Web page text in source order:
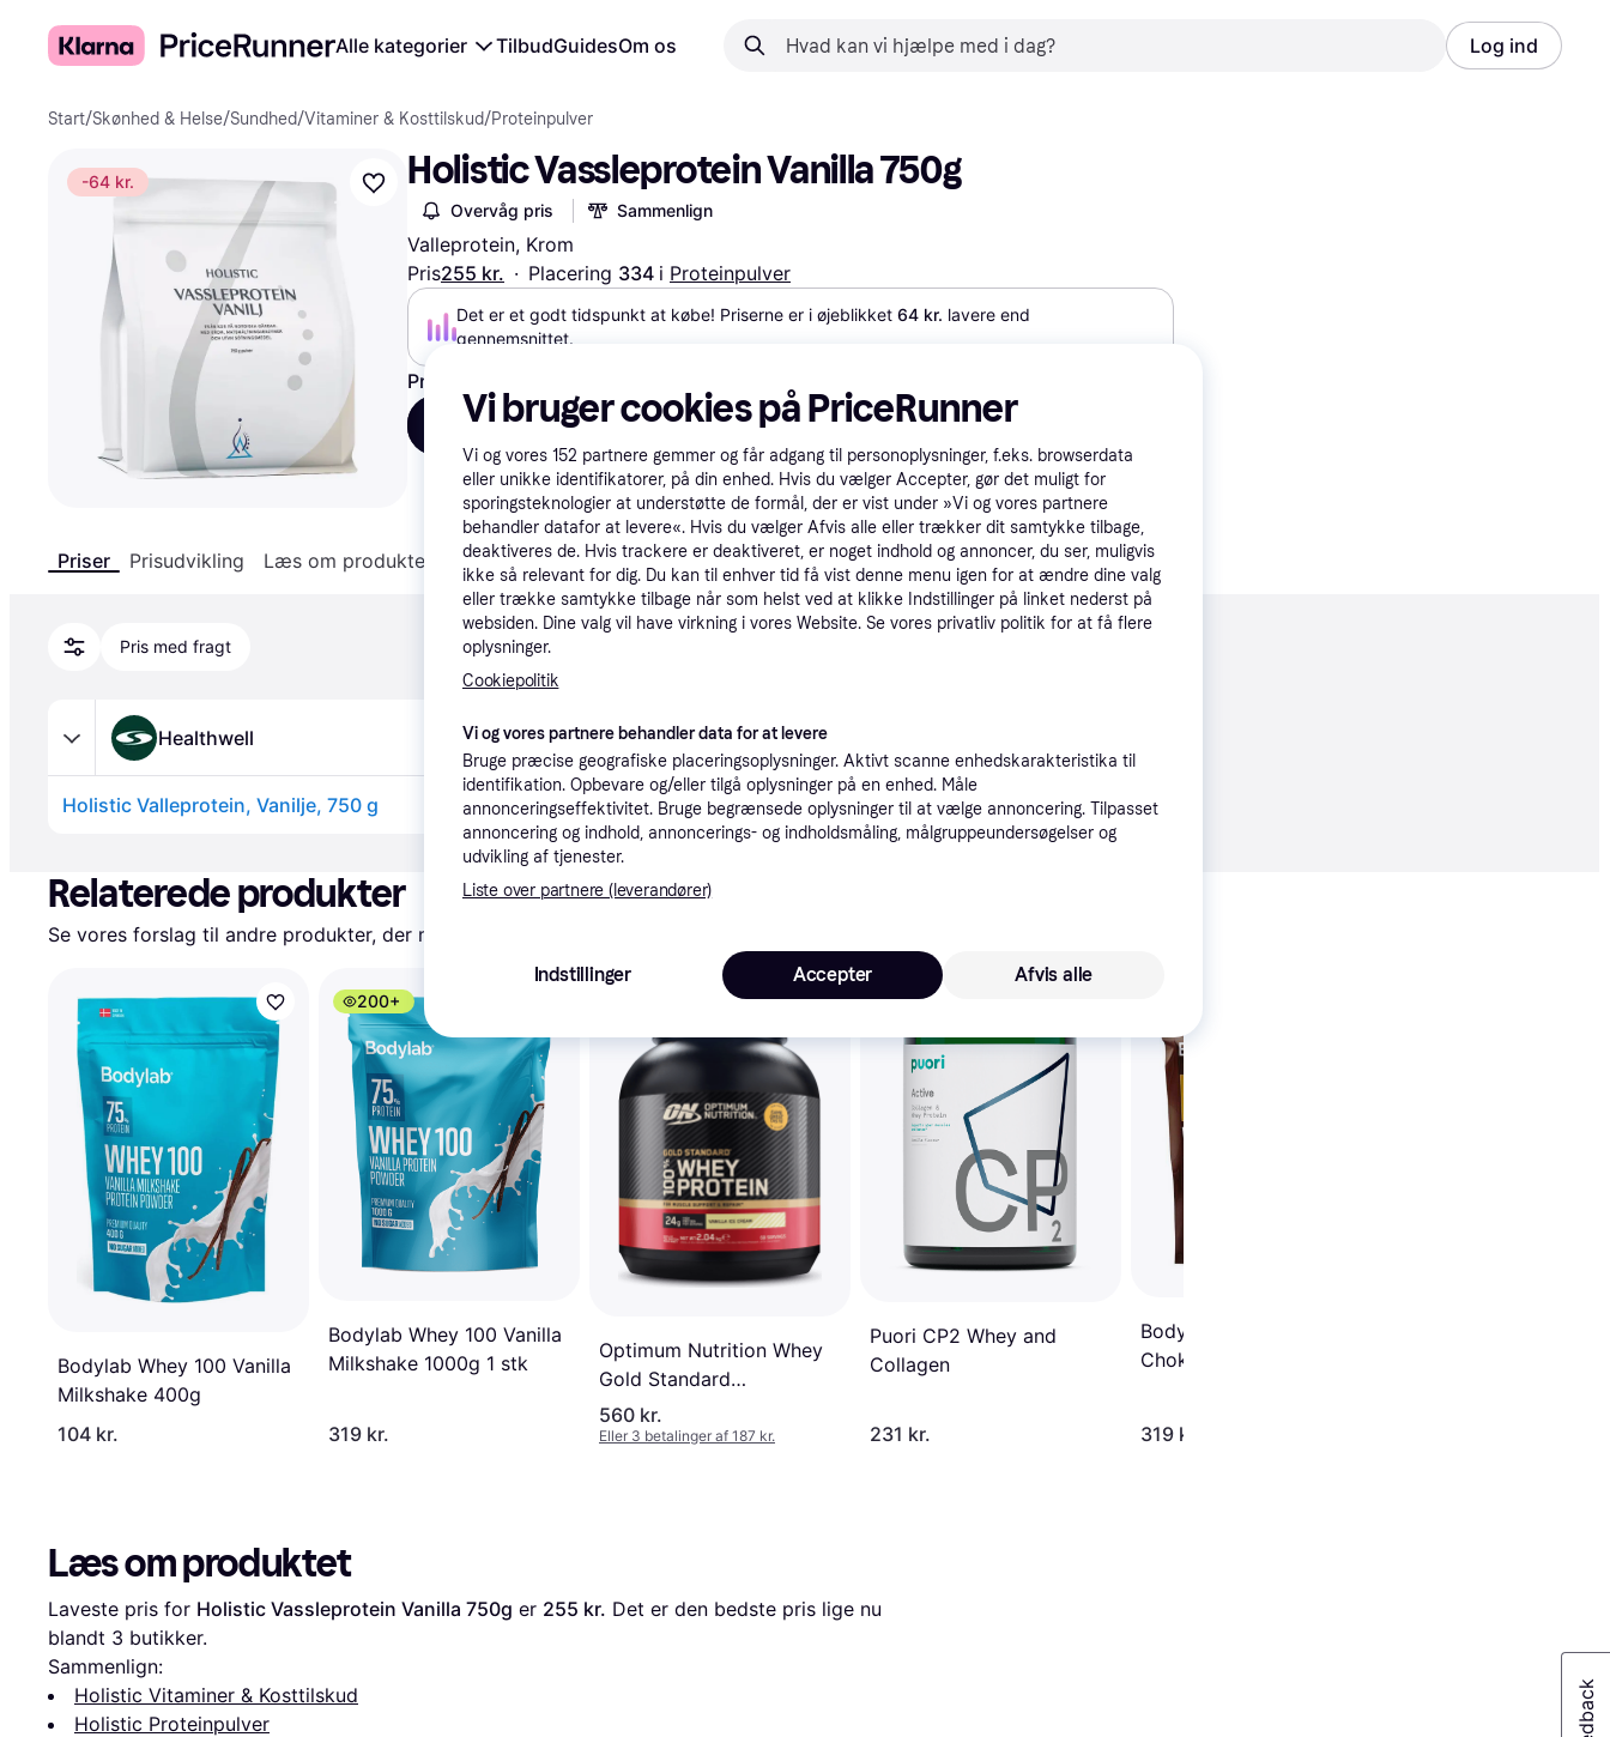
Alle kategorier TilbudGuidesOm os Log ind
Start/Skønhed & Helse/Sundhed/Vitaminer & Kosttilskud/Proteinpulver
-64 kr. Holistic Vassleprotein Vanilla 750g
Overvåg pris Sammenlign
Valleprotein, Krom
Pris255 kr. · Placering 334 i Proteinpulver
Det er et godt tidspunkt at købe! Priserne er i øjeblikket 64 kr. lavere end
gennemsnittet.
Prøv fleksible betalinger med
750 g 5000 g
1.276 kr.
Priser Prisudvikling Læs om produktet Specifikationer
Pris med fragt
Healthwell
Holistic Valleprotein, Vanilje, 750 g 59 kr. fragt,1-3 dage255 kr.
Relaterede produkter
Se vores forslag til andre produkter, der matcher dine interesser.
Bodylab Whey 100 Vanilla
Milkshake 400g
104 kr.
200+
Bodylab Whey 100 Vanilla
Milkshake 1000g 1 stk
319 kr.
Optimum Nutrition Whey
Gold Standard
Valleprotein 2 kg
560 kr.
Eller 3 betalinger af 187 kr.
Trender
Puori CP2 Whey and
Collagen
231 kr.
Bodylab Whey 100
Chokolade 1kg
319 kr.
Læs om produktet
Laveste pris for Holistic Vassleprotein Vanilla 750g er 255 kr. Det er den bedste pris lige nu
blandt 3 butikker.
Sammenlign:
Holistic Vitaminer & Kosttilskud
Holistic Proteinpulver
Vi bruger cookies på PriceRunner
Vi og vores 152 partnere gemmer og får adgang til personoplysninger, f.eks. browserdata
eller unikke identifikatorer, på din enhed. Hvis du vælger Accepter, gør det muligt for
sporingsteknologier at understøtte de formål, der er vist under »Vi og vores partnere
behandler datafor at levere«. Hvis du vælger Afvis alle eller trækker dit samtykke tilbage,
deaktiveres de. Hvis trackere er deaktiveret, er noget indhold og annoncer, du ser, muligvis
ikke så relevant for dig. Du kan til enhver tid få vist denne menu igen for at ændre dine valg
eller trække samtykke tilbage når som helst ved at klikke Indstillinger på linket nederst på
websiden. Dine valg vil have virkning i vores Website. Se vores privatliv politik for at få flere
oplysninger.
Cookiepolitik
Vi og vores partnere behandler data for at levere
Bruge præcise geografiske placeringsoplysninger. Aktivt scanne enhedskarakteristika til
identifikation. Opbevare og/eller tilgå oplysninger på en enhed. Måle
annonceringseffektivitet. Bruge begrænsede oplysninger til at vælge annoncering. Tilpasset
annoncering og indhold, annoncerings- og indholdsmåling, målgruppeundersøgelser og
udvikling af tjenester.
Liste over partnere (leverandører)
Indstillinger Afvis alle
Accepter